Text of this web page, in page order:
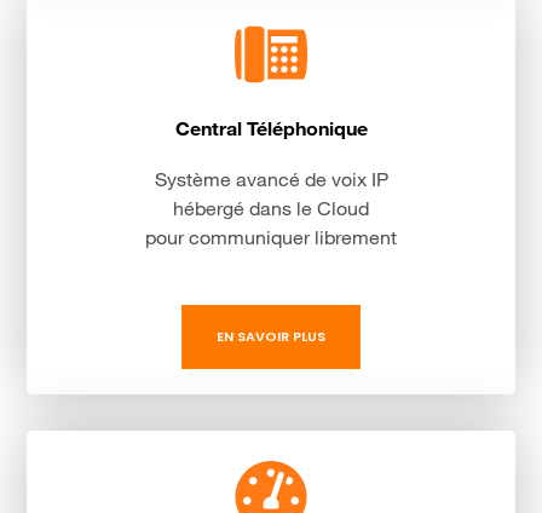
Central Téléphonique
Système avancé de voix IP
hébergé dans le Cloud
pour communiquer librement
EN SAVOIR PLUS